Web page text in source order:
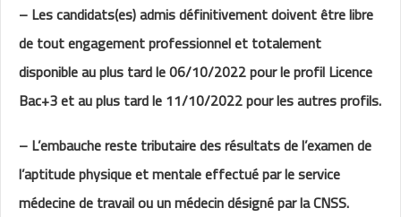
– Les candidats(es) admis définitivement doivent être libre
de tout engagement professionnel et totalement
disponible au plus tard le06/10/2022pour le profil Licence
Bac+3 et au plus tard le11/10/2022pour les autres profils.
– L’embauche reste tributaire des résultats de l’examen de
l’aptitude physique et mentale effectué par le service
médecine de travail ou un médecin désigné par la CNSS.